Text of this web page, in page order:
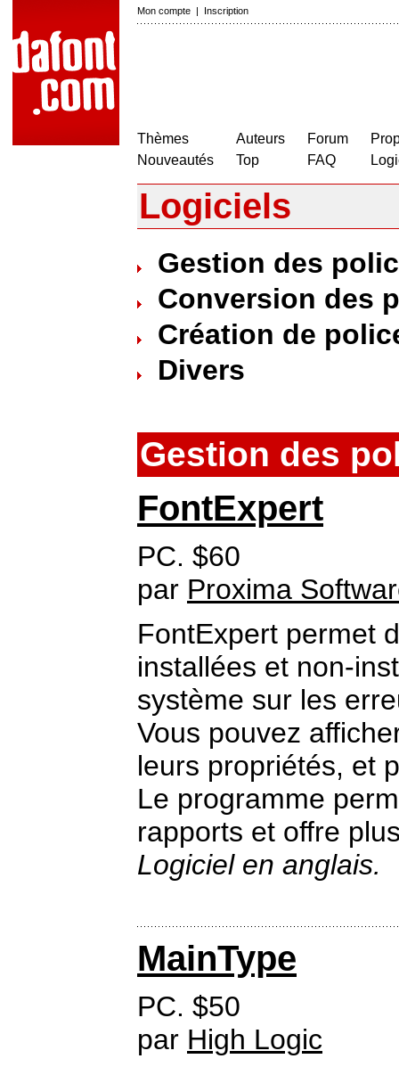
Mon compte | Inscription
Thèmes
Nouveautés
Auteurs
Top
Forum
FAQ
Logiciels
Gestion des
Conversion des
Création de
Divers
Gestion des
FontExpert
PC. $60
par Proxima
FontExpert permet
installées et non-
système sur les
Vous pouvez
leurs propriétés, et
Le programme
rapports et offre
Logiciel en anglais.
MainType
PC. $50
par High Logic